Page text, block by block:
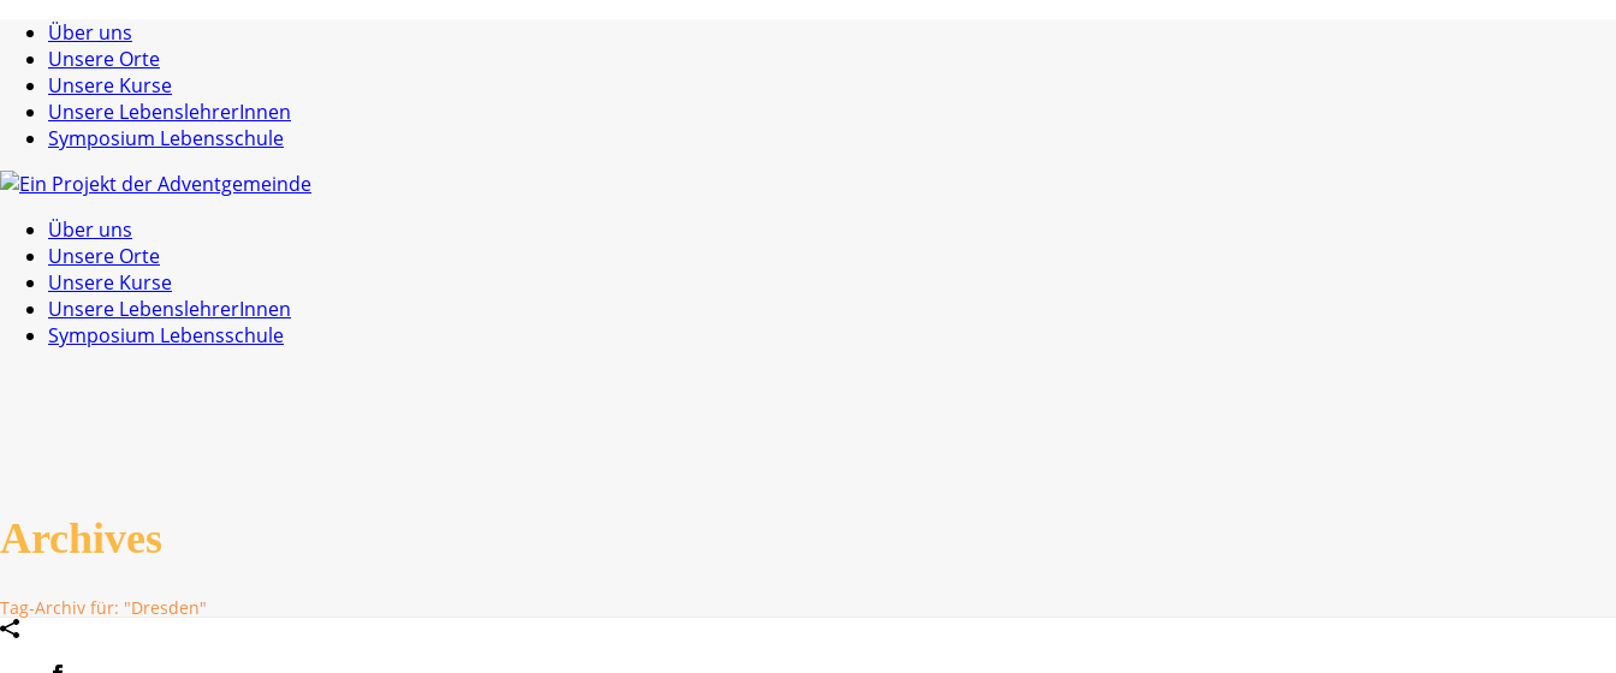
Über uns
Unsere Orte
Unsere Kurse
Unsere LebenslehrerInnen
Symposium Lebensschule
Über uns
Unsere Orte
Unsere Kurse
Unsere LebenslehrerInnen
Symposium Lebensschule
Archives
Tag-Archiv für: "Dresden"